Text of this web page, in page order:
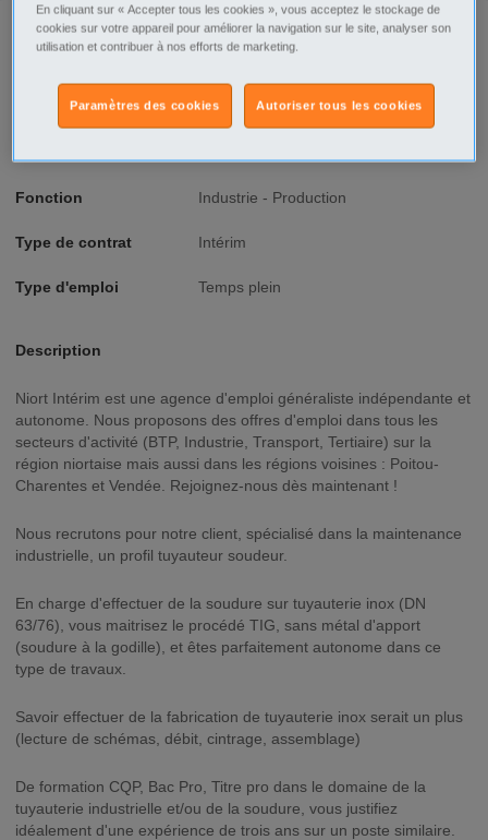
Ville/Code postal
Poitou-Charentes
Deux-Sèvres
Raison sociale Niort Intérim
Fonction Industrie - Production
Type de contrat Intérim
Type d'emploi Temps plein
Description
Niort Intérim est une agence d'emploi généraliste indépendante et
autonome. Nous proposons des offres d'emploi dans tous les
secteurs d'activité (BTP, Industrie, Transport, Tertiaire) sur la
région niortaise mais aussi dans les régions voisines : Poitou-
Charentes et Vendée. Rejoignez-nous dès maintenant !
Nous recrutons pour notre client, spécialisé dans la maintenance
industrielle, un profil tuyauteur soudeur.
En charge d'effectuer de la soudure sur tuyauterie inox (DN
63/76), vous maitrisez le procédé TIG, sans métal d'apport
(soudure à la godille), et êtes parfaitement autonome dans ce
type de travaux.
Savoir effectuer de la fabrication de tuyauterie inox serait un plus
(lecture de schémas, débit, cintrage, assemblage)
De formation CQP, Bac Pro, Titre pro dans le domaine de la
tuyauterie industrielle et/ou de la soudure, vous justifiez
idéalement d'une expérience de trois ans sur un poste similaire.
En cliquant sur « Accepter tous les cookies », vous acceptez le stockage de
cookies sur votre appareil pour améliorer la navigation sur le site, analyser son
utilisation et contribuer à nos efforts de marketing.
Autoriser tous les cookies
Paramètres des cookies